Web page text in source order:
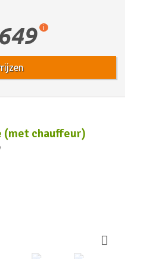
i
(met chauffeur)